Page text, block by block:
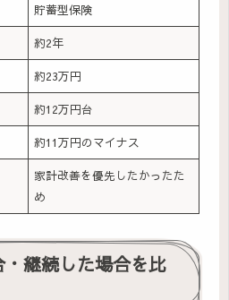
貯蓄型保険
約2年
約23万円
約12万円台
約11万円のマイナス
家計改善を優先したかったた
め
継続した場合を比